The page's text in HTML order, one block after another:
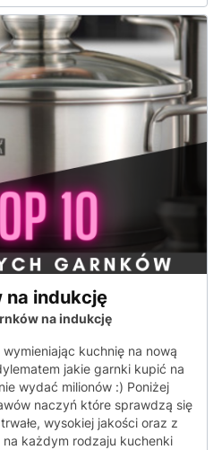
na indukcję
na indukcję
kuchnię na nową
jakie garnki kupić na
wydać milionów :) Poniżej
naczyń które sprawdzą się
wysokiej jakości oraz z
każdym rodzaju kuchenki